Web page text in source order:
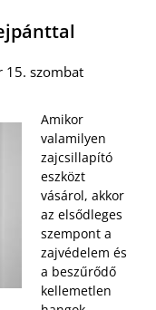
15. szombat
Amikor
valamilyen
zajcsillapító
eszközt
vásárol, akkor
az elsődleges
szempont a
zajvédelem és
a beszűrődő
kellemetlen